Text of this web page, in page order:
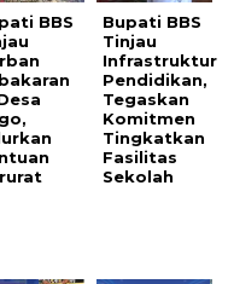
BBS
Bupati BBS
Tinjau
Infrastruktur
Pendidikan,
Tegaskan
Komitmen
Tingkatkan
Fasilitas
Sekolah